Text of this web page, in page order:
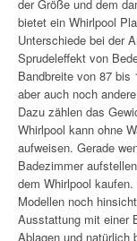
der Größe und dem
bietet ein Whirlpool
Unterschiede bei der
Sprudeleffekt von
Bandbreite von 87
aber auch noch
Dazu zählen das
Whirlpool kann ohne
aufweisen. Gerade
Badezimmer
dem Whirlpool
Modellen noch
Ausstattung mit einer
Ablagen und natürlich